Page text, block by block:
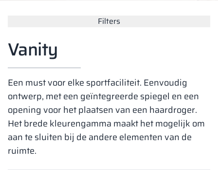
Sloten voor
Filters
Vanity
Een must voor elke sportfaciliteit. Eenvoudig
ontwerp, met een geïntegreerde spiegel en een
opening voor het plaatsen van een haardroger.
Het brede kleurengamma maakt het mogelijk om
aan te sluiten bij de andere elementen van de
ruimte.